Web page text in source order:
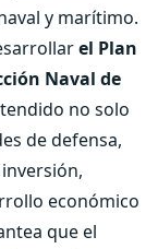
y marítimo.
el Plan
Naval de
no solo
de defensa,
económico
que el